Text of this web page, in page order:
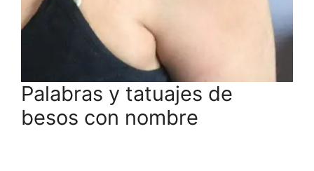
Palabras y tatuajes de
besos con nombre